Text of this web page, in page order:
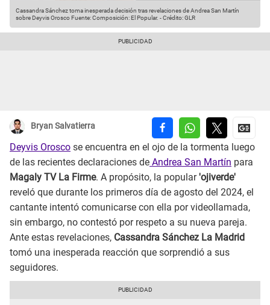
Cassandra Sánchez toma inesperada decisión tras revelaciones de Andrea San Martín
sobre Deyvis OroscoFuente: Composición: El Popular. -Crédito: GLR
Bryan Salvatierra
Deyvis Orosco se encuentra en el ojo de la tormenta luego
de las recientes declaraciones de Andrea San Martín para
Magaly TV La Firme. A propósito, la popular'ojiverde'
reveló que durante los primeros día de agosto del 2024, el
cantante intentó comunicarse con ella por videollamada,
sin embargo, no contestó por respeto a su nueva pareja.
Ante estas revelaciones, Cassandra Sánchez La Madrid
tomó una inesperada reacción que sorprendió a sus
seguidores.